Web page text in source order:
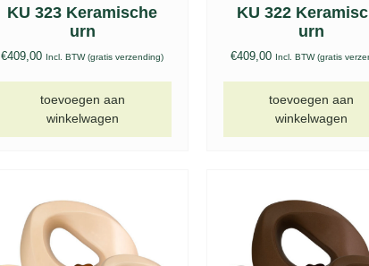
KU 323 Keramische
urn
€409,00 Incl. BTW (gratis verzending)
toevoegen aan
winkelwagen
KU 322
urn
€409,00 Incl. BTW (gratis
toevoegen aan
winkelwagen